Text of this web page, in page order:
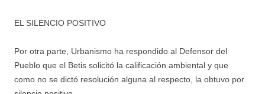
EL SILENCIO POSITIVO
Por otra parte, Urbanismo ha respondido al Defensor del
Pueblo que el Betis solicitó la calificación ambiental y que
como no se dictó resolución alguna al respecto, la obtuvo por